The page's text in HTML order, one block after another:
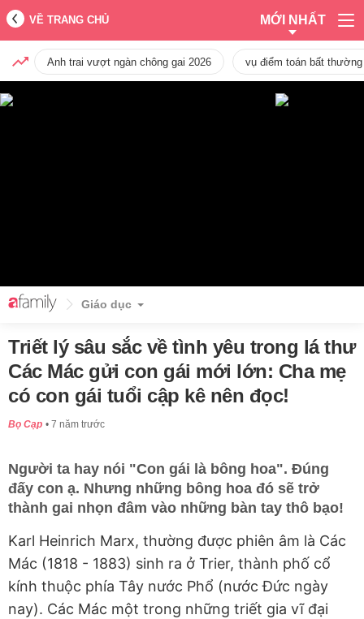
VỀ TRANG CHỦ MỚI NHẤT
Anh trai vượt ngàn chông gai 2026 vụ điểm toán bất
Giáo dục
Triết lý sâu sắc về tình yêu trong lá thư
Các Mác gửi con gái mới lớn: Cha mẹ
có con gái tuổi cập kê nên đọc!
Bọ Cạp 7 năm trước
Người ta hay nói "Con gái là bông hoa". Đúng
đấy con ạ. Nhưng những bông hoa đó sẽ trở
thành gai nhọn đâm vào những bàn tay thô bạo!
Karl Heinrich Marx, thường được phiên âm là Các
Mác (1818 - 1883) sinh ra ở Trier, thành phố cổ
kính thuộc phía Tây nước Phổ (nước Đức ngày
nay). Các Mác một trong những triết gia vĩ đại